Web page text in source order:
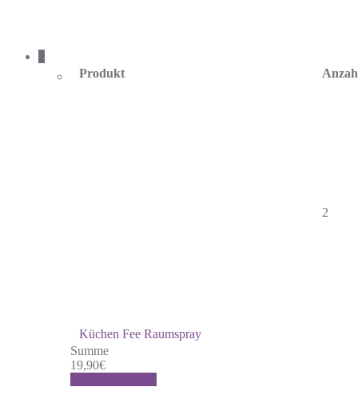
2
Produkt
Küchen Fee Raumspray
2
Summe
19,90€